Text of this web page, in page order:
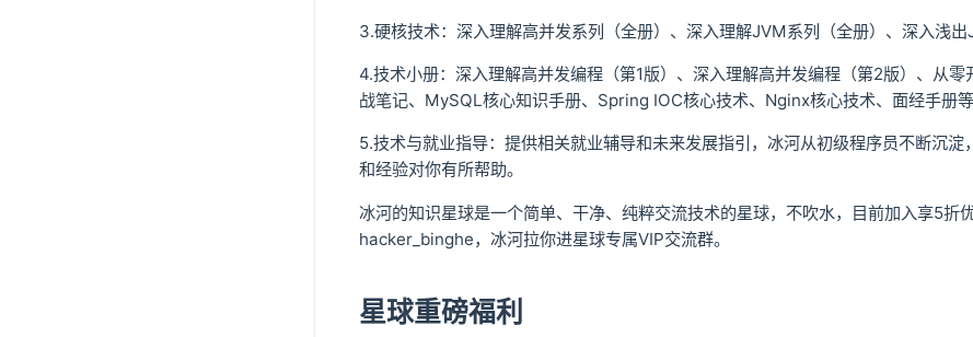
3.硬核技术：深入理解高并发系列（全册）、深入理解JVM系列（全册）、深入浅
4.技术小册：深入理解高并发编程（第1版）、深入理解高并发编程（第2版）、从
战笔记、MySQL核心知识手册、Spring IOC核心技术、Nginx核心技术、面经手册等
5.技术与就业指导：提供相关就业辅导和未来发展指引，冰河从初级程序员不断沉
和经验对你有所帮助。
冰河的知识星球是一个简单、干净、纯粹交流技术的星球，不吹水，目前加入享5折
hacker_binghe，冰河拉你进星球专属VIP交流群。
星球重磅福利